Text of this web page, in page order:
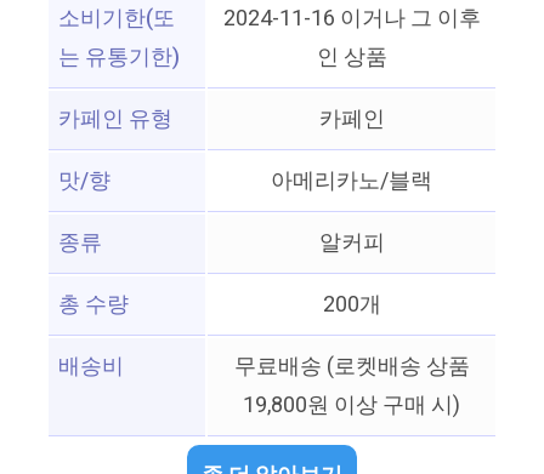
소비기한(또
는 유통기한)
2024-11-16 이거나 그 이후
인 상품
카페인 유형
카페인
맛/향
아메리카노/블랙
종류
알커피
총 수량
200개
배송비
무료배송 (로켓배송 상품
19,800원 이상 구매 시)